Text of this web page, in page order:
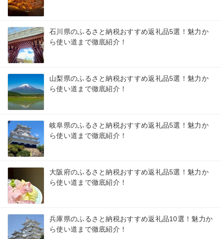
石川県のふるさと納税おすすめ返礼品5選！魅力か
ら使い道まで徹底紹介！
山梨県のふるさと納税おすすめ返礼品5選！魅力か
ら使い道まで徹底紹介！
岐阜県のふるさと納税おすすめ返礼品5選！魅力か
ら使い道まで徹底紹介！
大阪府のふるさと納税おすすめ返礼品5選！魅力か
ら使い道まで徹底紹介！
兵庫県のふるさと納税おすすめ返礼品10選！魅力か
ら使い道まで徹底紹介！